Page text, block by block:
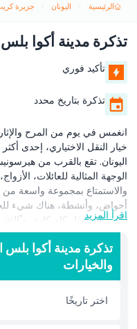
الرئيسية اليونان جزيرة
تذكرة مدينة أكوا بلس
تأكيد فوري
تذكرة بتاريخ محدد
انغمس في يوم من المرح
خيار النقل الاختياري، إحدى
اليونان. تقع بالقرب من
الوجهة المثالية للعائلات،
أحواض، وأنشطة، هناك شيء
الأدرينالين مثل كاميكازي
النهر الكسول ومناطق اللعب
وتوفر مناطق مظللة للاسترخاء
النقل لتجربة خالية من
هيراكليون والمناطق
السباحة، ومطاعم في الموقع
زيارة آمنة وممتعة لجميع
اقرأ المزيد
تذكرة مدينة أكوا بلس
والخيارات
اختر تاريخًا